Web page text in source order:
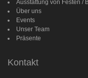
Ausstattung von Festen /
Über uns
Events
Unser Team
Präsente
Kontakt